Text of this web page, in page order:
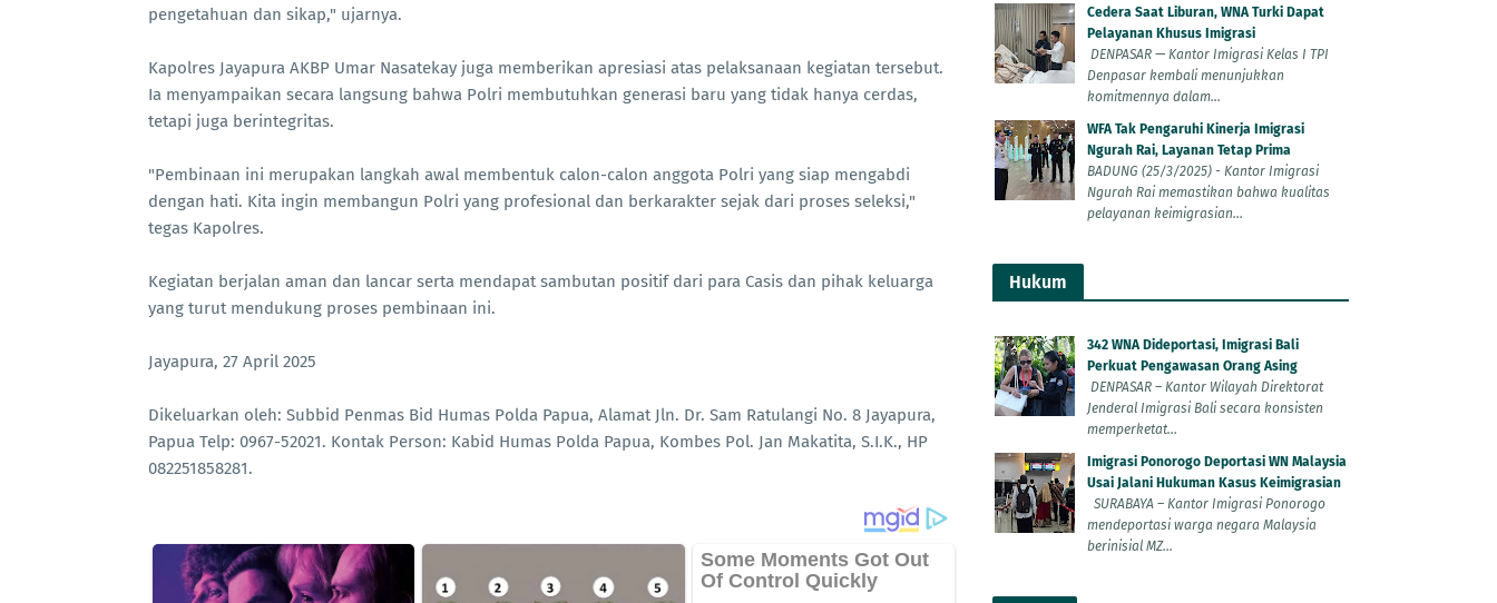
pengetahuan dan sikap," ujarnya.
Kapolres Jayapura AKBP Umar Nasatekay juga memberikan apresiasi atas pelaksanaan kegiatan tersebut.
Ia menyampaikan secara langsung bahwa Polri membutuhkan generasi baru yang tidak hanya cerdas,
tetapi juga berintegritas.
"Pembinaan ini merupakan langkah awal membentuk calon-calon anggota Polri yang siap mengabdi
dengan hati. Kita ingin membangun Polri yang profesional dan berkarakter sejak dari proses seleksi,"
tegas Kapolres.
Kegiatan berjalan aman dan lancar serta mendapat sambutan positif dari para Casis dan pihak keluarga
yang turut mendukung proses pembinaan ini.
Jayapura, 27 April 2025
Dikeluarkan oleh: Subbid Penmas Bid Humas Polda Papua, Alamat Jln. Dr. Sam Ratulangi No. 8 Jayapura,
Papua Telp: 0967-52021. Kontak Person: Kabid Humas Polda Papua, Kombes Pol. Jan Makatita, S.I.K., HP
082251858281.
Cedera Saat Liburan, WNA Turki Dapat
Pelayanan Khusus Imigrasi
DENPASAR — Kantor Imigrasi Kelas I TPI
Denpasar kembali menunjukkan
komitmennya dalam...
WFA Tak Pengaruhi Kinerja Imigrasi
Ngurah Rai, Layanan Tetap Prima
BADUNG (25/3/2025) - Kantor Imigrasi
Ngurah Rai memastikan bahwa kualitas
pelayanan keimigrasian...
Hukum
342 WNA Dideportasi, Imigrasi Bali
Perkuat Pengawasan Orang Asing
DENPASAR – Kantor Wilayah Direktorat
Jenderal Imigrasi Bali secara konsisten
memperketat...
Imigrasi Ponorogo Deportasi WN Malaysia
Usai Jalani Hukuman Kasus Keimigrasian
SURABAYA – Kantor Imigrasi Ponorogo
mendeportasi warga negara Malaysia
berinisial MZ...